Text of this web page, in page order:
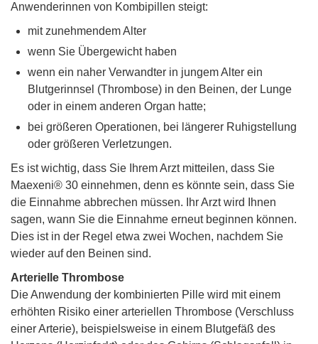
Anwenderinnen von Kombipillen steigt:
mit zunehmendem Alter
wenn Sie Übergewicht haben
wenn ein naher Verwandter in jungem Alter ein
Blutgerinnsel (Thrombose) in den Beinen, der Lunge
oder in einem anderen Organ hatte;
bei größeren Operationen, bei längerer Ruhigstellung
oder größeren Verletzungen.
Es ist wichtig, dass Sie Ihrem Arzt mitteilen, dass Sie
Maexeni® 30 einnehmen, denn es könnte sein, dass Sie
die Einnahme abbrechen müssen. Ihr Arzt wird Ihnen
sagen, wann Sie die Einnahme erneut beginnen können.
Dies ist in der Regel etwa zwei Wochen, nachdem Sie
wieder auf den Beinen sind.
Arterielle Thrombose
Die Anwendung der kombinierten Pille wird mit einem
erhöhten Risiko einer arteriellen Thrombose (Verschluss
einer Arterie), beispielsweise in einem Blutgefäß des